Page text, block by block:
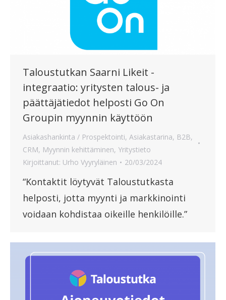
Taloustutkan Saarni Likeit -
integraatio: yritysten talous- ja
päättäjätiedot helposti Go On
Groupin myynnin käyttöön
Asiakashankinta / Prospektointi, Asiakastarina, B2B,
CRM, Myynnin kehittäminen, Yritystieto
Kirjoittanut: Urho Vyyryläinen 20/03/2024
“Kontaktit löytyvät Taloustutkasta
helposti, jotta myynti ja markkinointi
voidaan kohdistaa oikeille henkilöille.”